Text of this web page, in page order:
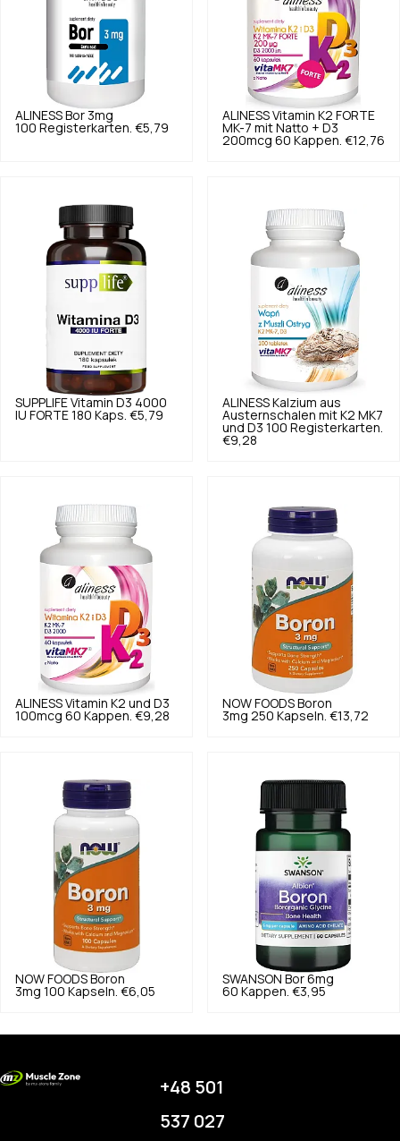
ALINESS Bor 3mg
100 Registerkarten. €5,79
ALINESS Vitamin K2 FORTE
MK-7 mit Natto + D3
200mcg 60 Kappen. €12,76
SUPPLIFE Vitamin D3 4000
IU FORTE 180 Kaps. €5,79
ALINESS Kalzium aus
Austernschalen mit K2 MK7
und D3 100 Registerkarten.
€9,28
ALINESS Vitamin K2 und D3
100mcg 60 Kappen. €9,28
NOW FOODS Boron
3mg 250 Kapseln. €13,72
NOW FOODS Boron
3mg 100 Kapseln. €6,05
SWANSON Bor 6mg
60 Kappen. €3,95
+48 501
537 027